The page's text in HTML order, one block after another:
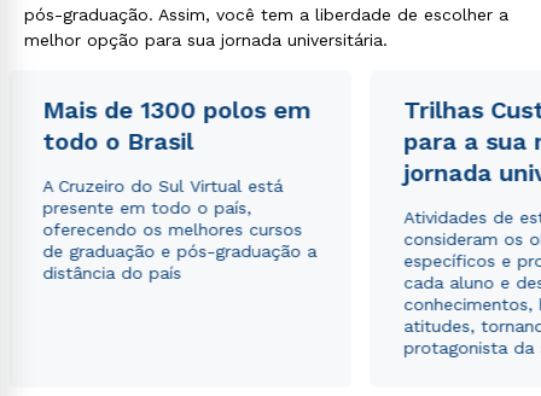
pós-graduação. Assim, você tem a liberdade de escolher a
melhor opção para sua jornada universitária.
Mais de 1300 polos em
todo o Brasil
A Cruzeiro do Sul Virtual está
presente em todo o país,
oferecendo os melhores cursos
de graduação e pós-graduação a
distância do país
Trilhas
para a sua
jornada
Atividades de
consideram os
específicos e
cada aluno e
conhecimentos,
atitudes,
protagonista da